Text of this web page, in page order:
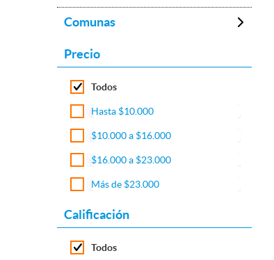
Comunas
Precio
Todos
Hasta $10.000
$10.000 a $16.000
$16.000 a $23.000
Más de $23.000
Calificación
Todos